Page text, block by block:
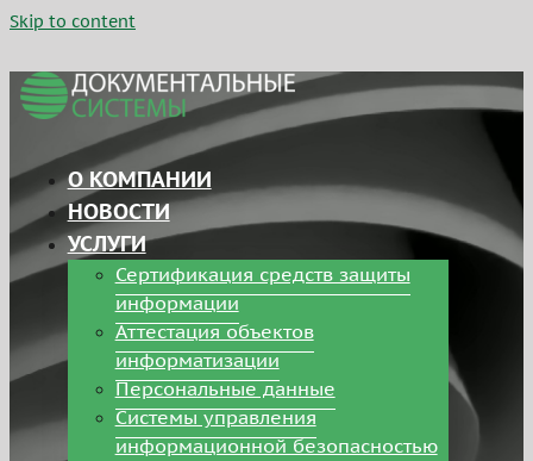
Skip to content
О КОМПАНИИ
НОВОСТИ
УСЛУГИ
Сертификация средств защиты
информации
Аттестация объектов
информатизации
Персональные данные
Системы управления
информационной безопасностью